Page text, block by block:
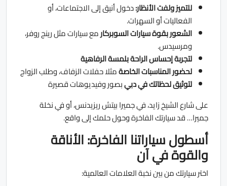
للتميز ولفت الأنظار:دخول أنيق إلى الاجتماعات، أو
الفعاليات أو السهرات.
الشعور بقوة سيارات السوبركارمع سيارات مثل رينج روفر،
ومرسيدس.
لتجربة إحساس الراحة بلمسة الرفاهية
لحضور المناسبات الخاصةمثلا حفلات الزفاف، وطلب الزواج
لتوثيق لحظاتك في دبيبصور وفيديوهات قصيرة
على شارع الشيخ زايد، في جميرا بيتش ريزيدنس، أو في نخلة
جميرا… قد سيارتك الفاخرة وحول حلمك إلى واقع.
أسطول سياراتنا الفاخرة: الأناقة
والقوة في آن
اختر سيارتك من بين نخبة العلامات العالمية: